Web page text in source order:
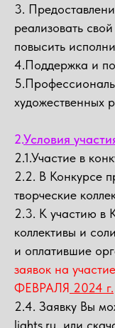
3.
реализовать
повысить
4.Поддержка и
художественных
2.Условия
2.1.Участие в
2.2. В Конкурсе
творческие
2.3. К участию в
коллективы и
и оплатившие
заявок на
ФЕВРАЛЯ 2024 г.
2.4. Заявку Вы
lights.ru или